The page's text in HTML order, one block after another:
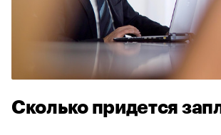
Сколько придется